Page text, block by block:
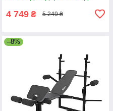
4 749 ₴ 5 249 ₴
–8%